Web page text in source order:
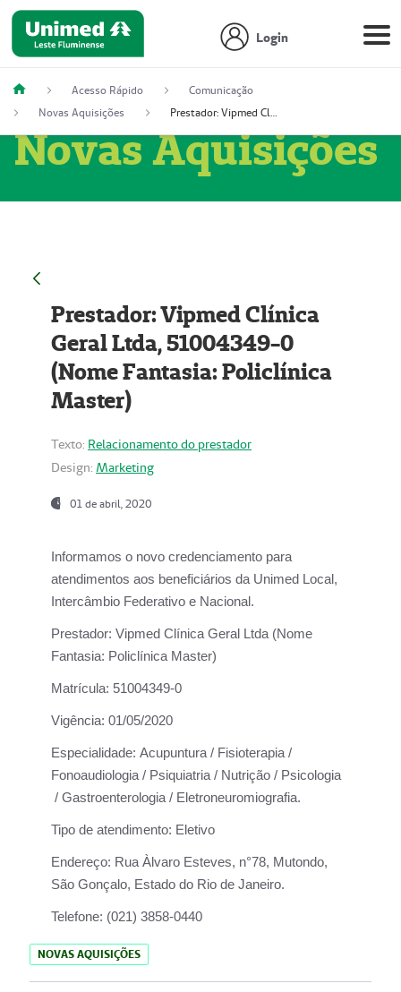
Login
Acesso Rápido
Comunicação
Novas Aquisições
Prestador: Vipmed Clínica Geral Ltda, 51004349-0 (Nome Fantasia: Policlínica Master)
Novas Aquisições
Prestador: Vipmed Clínica
Geral Ltda, 51004349-0
(Nome Fantasia: Policlínica
Master)
Texto: Relacionamento do prestador
Design: Marketing
01 de abril, 2020
Informamos o novo credenciamento para
atendimentos aos beneficiários da Unimed Local,
Intercâmbio Federativo e Nacional.
Prestador: Vipmed Clínica Geral Ltda (Nome
Fantasia: Policlínica Master)
Matrícula: 51004349-0
Vigência: 01/05/2020
Especialidade: Acupuntura / Fisioterapia /
Fonoaudiologia / Psiquiatria / Nutrição / Psicologia
/ Gastroenterologia / Eletroneuromiografia.
Tipo de atendimento: Eletivo
Endereço: Rua Àlvaro Esteves, n°78, Mutondo,
São Gonçalo, Estado do Rio de Janeiro.
Telefone: (021) 3858-0440
NOVAS AQUISIÇÕES